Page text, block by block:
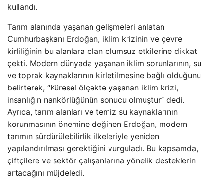
kullandı.
Tarım alanında yaşanan gelişmeleri anlatan
Cumhurbaşkanı Erdoğan, iklim krizinin ve çevre
kirliliğinin bu alanlara olan olumsuz etkilerine dikkat
çekti. Modern dünyada yaşanan iklim sorunlarının, su
ve toprak kaynaklarının kirletilmesine bağlı olduğunu
belirterek, “Küresel ölçekte yaşanan iklim krizi,
insanlığın nankörlüğünün sonucu olmuştur” dedi.
Ayrıca, tarım alanları ve temiz su kaynaklarının
korunmasının önemine değinen Erdoğan, modern
tarımın sürdürülebilirlik ilkeleriyle yeniden
yapılandırılması gerektiğini vurguladı. Bu kapsamda,
çiftçilere ve sektör çalışanlarına yönelik desteklerin
artacağını müjdeledi.